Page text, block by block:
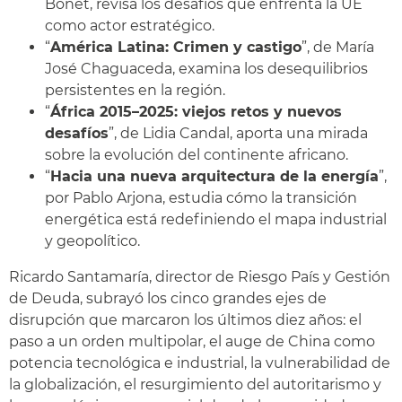
Bonet, revisa los desafíos que enfrenta la UE
como actor estratégico.
“América Latina: Crimen y castigo”, de María
José Chaguaceda, examina los desequilibrios
persistentes en la región.
“África 2015–2025: viejos retos y nuevos
desafíos”, de Lidia Candal, aporta una mirada
sobre la evolución del continente africano.
“Hacia una nueva arquitectura de la energía”,
por Pablo Arjona, estudia cómo la transición
energética está redefiniendo el mapa industrial
y geopolítico.
Ricardo Santamaría, director de Riesgo País y Gestión
de Deuda, subrayó los cinco grandes ejes de
disrupción que marcaron los últimos diez años: el
paso a un orden multipolar, el auge de China como
potencia tecnológica e industrial, la vulnerabilidad de
la globalización, el resurgimiento del autoritarismo y